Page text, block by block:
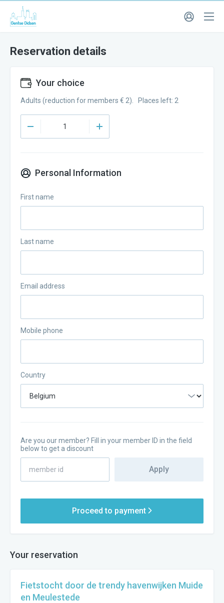
Reservation details
Your choice
Adults (reduction for members € 2). Places left: 2
Personal Information
First name
Last name
Email address
Mobile phone
Country
Are you our member? Fill in your member ID in the field
below to get a discount
Apply
Proceed to payment
Your reservation
Fietstocht door de trendy havenwijken Muide
en Meulestede